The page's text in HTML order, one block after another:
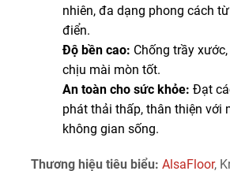
nhiên, đa dạng phong cách
điển.
Độ bền cao: Chống trầy
chịu mài mòn tốt.
An toàn cho sức khỏe: Đạt
phát thải thấp, thân thiện với
không gian sống.
Thương hiệu tiêu biểu: AlsaFloor,